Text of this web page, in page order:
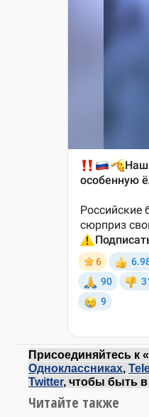
Присоединяйтесь к
Одноклассниках,
Twitter, чтобы быть в
Читайте также